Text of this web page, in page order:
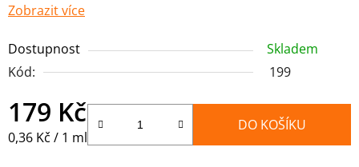
Zobrazit více
Dostupnost
Skladem
Kód:
199
179 Kč
Měrná cena:
0,36 Kč / 1 ml
DO KOŠÍKU